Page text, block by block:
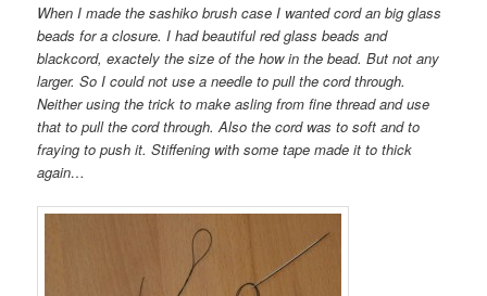
When I made the sashiko brush case I wanted cord an big glass
beads for a closure. I had beautiful red glass beads and
blackcord, exactely the size of the how in the bead. But not any
larger. So I could not use a needle to pull the cord through.
Neither using the trick to make asling from fine thread and use
that to pull the cord through. Also the cord was to soft and to
fraying to push it. Stiffening with some tape made it to thick
again…